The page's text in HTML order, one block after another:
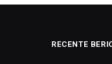
RECENTE